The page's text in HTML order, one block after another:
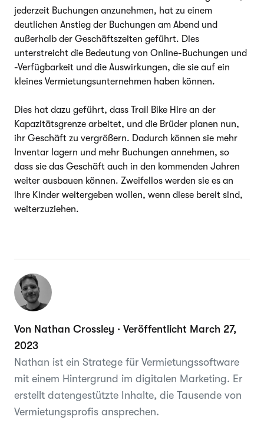
jederzeit Buchungen anzunehmen, hat zu einem
deutlichen Anstieg der Buchungen am Abend und
außerhalb der Geschäftszeiten geführt. Dies
unterstreicht die Bedeutung von Online-Buchungen und
-Verfügbarkeit und die Auswirkungen, die sie auf ein
kleines Vermietungsunternehmen haben können.
Dies hat dazu geführt, dass Trail Bike Hire an der
Kapazitätsgrenze arbeitet, und die Brüder planen nun,
ihr Geschäft zu vergrößern. Dadurch können sie mehr
Inventar lagern und mehr Buchungen annehmen, so
dass sie das Geschäft auch in den kommenden Jahren
weiter ausbauen können. Zweifellos werden sie es an
ihre Kinder weitergeben wollen, wenn diese bereit sind,
weiterzuziehen.
Von Nathan Crossley · Veröffentlicht March 27,
2023
Nathan ist ein Stratege für Vermietungssoftware
mit einem Hintergrund im digitalen Marketing. Er
erstellt datengestützte Inhalte, die Tausende von
Vermietungsprofis ansprechen.